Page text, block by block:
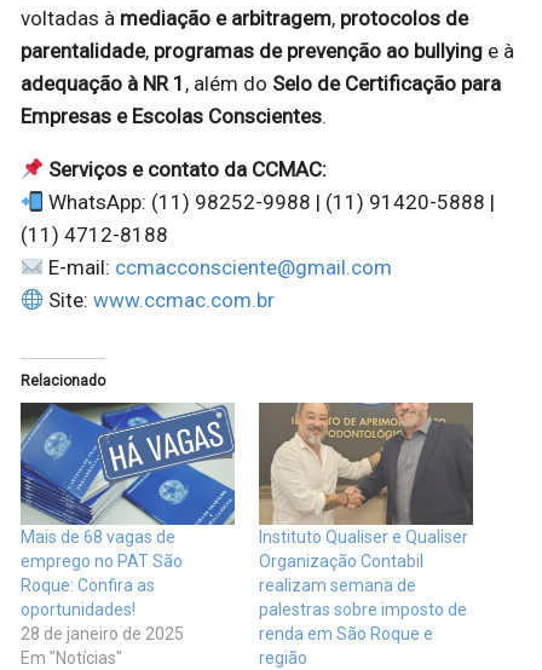
voltadas à mediação e arbitragem, protocolos de
parentalidade, programas de prevenção ao bullying e à
adequação à NR 1 , além do Selo de Certificação para
Empresas e Escolas Conscientes.
Serviços e contato da CCMAC:
WhatsApp: (11) 98252-9988 | (11) 91420-5888 |
(11) 4712-8188
E-mail: ccmacconsciente@gmail.com
Site:www.ccmac.com.br
Relacionado
Mais de 68 vagas de
emprego no PAT São
Roque: Confira as
oportunidades!
28 de janeiro de 2025
Em "Notícias"
Instituto Qualiser e Qualiser
Organização Contabil
realizam semana de
palestras sobre imposto de
renda em São Roque e
região